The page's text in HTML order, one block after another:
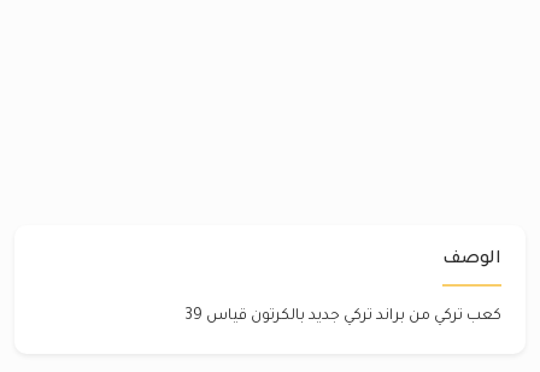
الوصف
كعب تركي من براند تركي جديد بالكرتون قياس 39